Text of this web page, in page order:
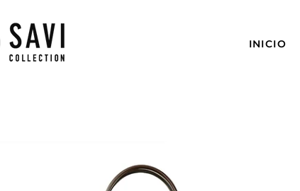
INICIO